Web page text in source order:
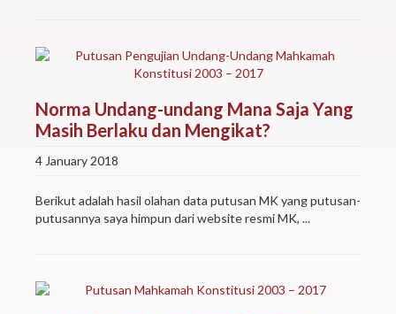
Norma Undang-undang Mana Saja Yang
Masih Berlaku dan Mengikat?
4 January 2018
Berikut adalah hasil olahan data putusan MK yang putusan-
putusannya saya himpun dari website resmi MK, ...